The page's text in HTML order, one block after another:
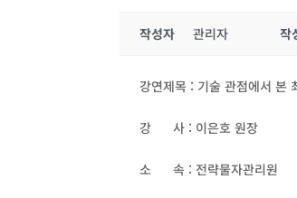
작성자 관리자 작
강연제목 : 기술 관점에서 본
강 사 : 이은호 원장
소 속 : 전략물자관리원